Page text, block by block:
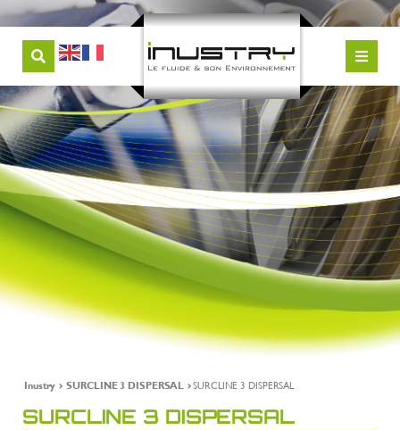
Inustry SURCLINE 3 DISPERSAL SURCLINE 3 DISPERSAL
SURCLINE 3 DISPERSAL